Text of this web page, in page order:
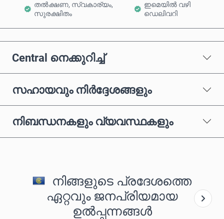
തൽക്ഷണ, സ്വകാര്യം,
സുരക്ഷിതം
ഇമെയിൽ വഴി
ഡെലിവറി
Central നെക്കുറിച്ച്
സഹായവും നിർദ്ദേശങ്ങളും
നിബന്ധനകളും വ്യവസ്ഥകളും
നിങ്ങളുടെ പ്രദേശത്തെ
ഏറ്റവും ജനപ്രിയമായ
ഉൽപ്പന്നങ്ങൾ